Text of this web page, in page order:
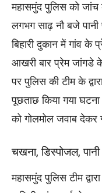
महासमुंद पुलिस को जांच
लगभग साढ़ नौ बजे
बिहारी दुकान में गांव
आखरी बार प्रेम जांगडे
पर पुलिस की टीम के
पूछताछ किया गया
को गोलमोल जवाब देकर
चखना, डिस्पोजल,
महासमुंद पुलिस टीम